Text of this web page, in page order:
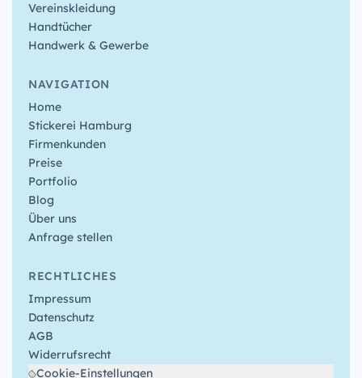
Vereinskleidung
Handtücher
Handwerk & Gewerbe
NAVIGATION
Home
Stickerei Hamburg
Firmenkunden
Preise
Portfolio
Blog
Über uns
Anfrage stellen
RECHTLICHES
Impressum
Datenschutz
AGB
Widerrufsrecht
Cookie-Einstellungen